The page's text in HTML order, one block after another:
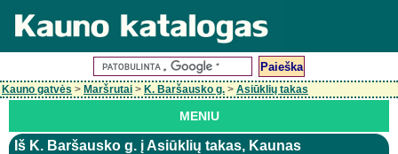
Kauno gatvės > Maršrutai > K. Baršausko g. > Asiūklių takas
MENIU
Iš K. Baršausko g. į Asiūklių takas, Kaunas